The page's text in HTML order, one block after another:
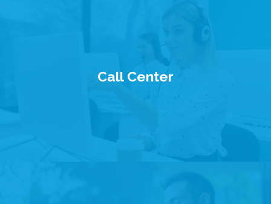
Call Center